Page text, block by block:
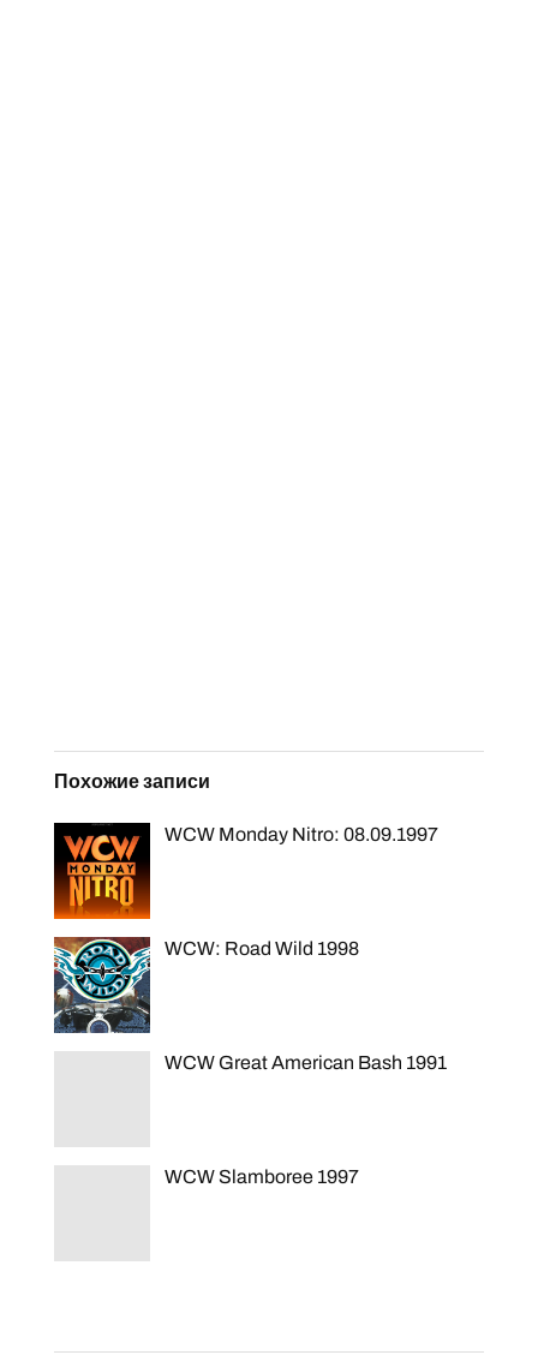
Похожие записи
WCW Monday Nitro: 08.09.1997
WCW: Road Wild 1998
WCW Great American Bash 1991
WCW Slamboree 1997